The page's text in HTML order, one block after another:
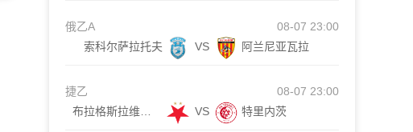
俄乙A
08-07 23:00
索科尔萨拉托夫
VS 阿兰尼亚瓦拉
捷乙
08-07 23:00
VS 特里内茨